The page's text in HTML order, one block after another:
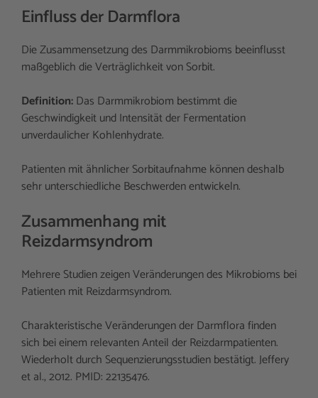
Einfluss der Darmflora
Die Zusammensetzung des Darmmikrobioms beeinflusst
maßgeblich die Verträglichkeit von Sorbit.
Definition:Das Darmmikrobiom bestimmt die
Geschwindigkeit und Intensität der Fermentation
unverdaulicher Kohlenhydrate.
Patienten mit ähnlicher Sorbitaufnahme können deshalb
sehr unterschiedliche Beschwerden entwickeln.
Zusammenhang mit
Reizdarmsyndrom
Mehrere Studien zeigen Veränderungen des Mikrobioms bei
Patienten mit Reizdarmsyndrom.
Charakteristische Veränderungen der Darmflora finden
sich bei einem relevanten Anteil der Reizdarmpatienten.
Wiederholt durch Sequenzierungsstudien bestätigt. Jeffery
et al., 2012. PMID: 22135476.